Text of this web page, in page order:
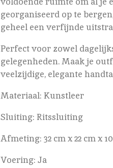
georganiseerd op te
geheel een verfijnde
Perfect voor zowel
gelegenheden. Maak je
veelzijdige, elegante
Materiaal: Kunstleer
Sluiting: Ritssluiting
Afmeting: 32 cm x 22 cm x
Voering: Ja